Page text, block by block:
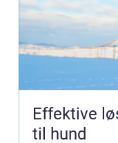
Effektive
til hund